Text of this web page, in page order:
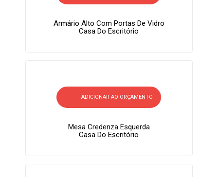
Armário Alto Com Portas De Vidro
Casa Do Escritório
ADICIONAR AO ORÇAMENTO
Mesa Credenza Esquerda
Casa Do Escritório